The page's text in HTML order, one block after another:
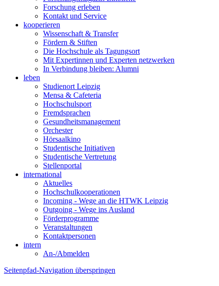
Forschung erleben
Kontakt und Service
kooperieren
Wissenschaft & Transfer
Fördern & Stiften
Die Hochschule als Tagungsort
Mit Expertinnen und Experten netzwerken
In Verbindung bleiben: Alumni
leben
Studienort Leipzig
Mensa & Cafeteria
Hochschulsport
Fremdsprachen
Gesundheitsmanagement
Orchester
Hörsaalkino
Studentische Initiativen
Studentische Vertretung
Stellenportal
international
Aktuelles
Hochschulkooperationen
Incoming - Wege an die HTWK Leipzig
Outgoing - Wege ins Ausland
Förderprogramme
Veranstaltungen
Kontaktpersonen
intern
An-/Abmelden
Seitenpfad-Navigation überspringen